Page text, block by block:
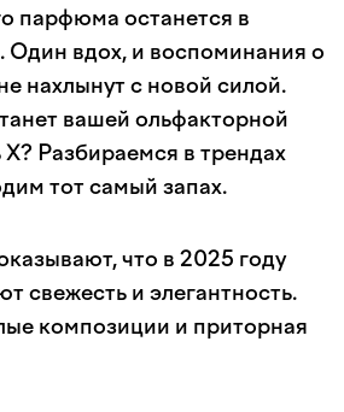
парфюма останется в
Один вдох, и воспоминания о
нахлынут с новой силой.
вашей ольфакторной
Разбираемся в трендах
тот самый запах.
что в 2025 году
свежесть и элегантность.
композиции и приторная